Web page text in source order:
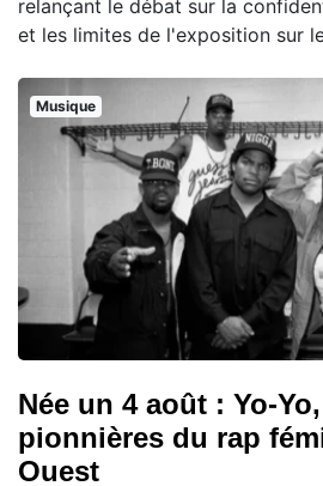
relançant le débat sur la
et les limites de l'exposition sur
Musique
Née un 4 août : Yo-
pionnières du rap
Ouest